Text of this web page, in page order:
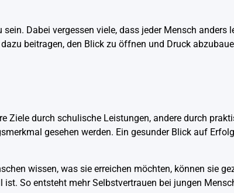
Dabei vergessen viele, dass jeder Mensch anders
beitragen, den Blick zu öffnen und Druck
Ziele durch schulische Leistungen, andere durch
gesehen werden. Ein gesunder Blick auf
wissen, was sie erreichen möchten, können sie
So entsteht mehr Selbstvertrauen bei jungen